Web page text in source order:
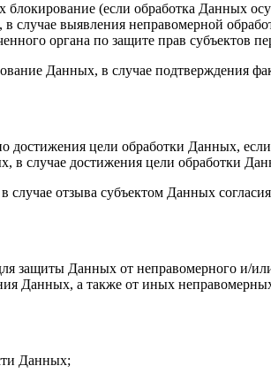
(если обработка Данных
случае выявления неправомерной
органа по защите прав субъектов
Данных, в случае подтверждения
достижения цели обработки Данных,
в случае достижения цели обработки
отзыва субъектом Данных
защиты Данных от неправомерного и/
Данных, а также от иных
Данных;